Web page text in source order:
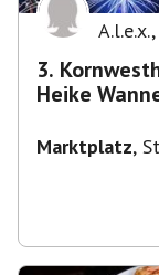
A.l.e.x.,
3.
Heike
Marktplatz,